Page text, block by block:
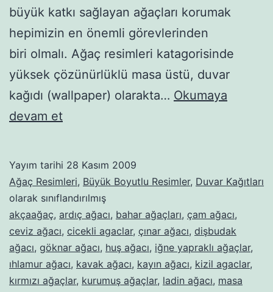
büyük katkı sağlayan ağaçları korumak
hepimizin en önemli görevlerinden
biri olmalı. Ağaç resimleri katagorisinde
yüksek çözünürlüklü masa üstü, duvar
kağıdı (wallpaper) olarakta… Okumaya
devam etAğaçlar
Yayım tarihi 28 Kasım 2009
Ağaç Resimleri, Büyük Boyutlu Resimler, Duvar Kağıtları
olarak sınıflandırılmış
akçaağaç, ardıç ağacı, bahar ağaçları, çam ağacı,
ceviz ağacı, cicekli agaclar, çınar ağacı, dişbudak
ağacı, göknar ağacı, huş ağacı, iğne yapraklı ağaçlar,
ıhlamur ağacı, kavak ağacı, kayın ağacı, kizil agaclar,
kırmızı ağaçlar, kurumuş ağaçlar, ladin ağacı, masa